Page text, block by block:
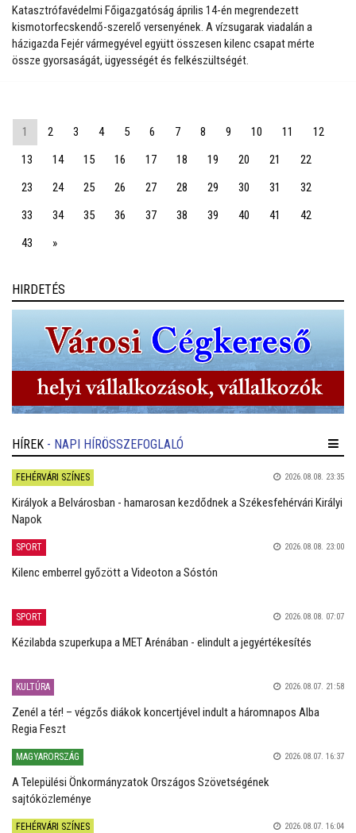
Katasztrófavédelmi Főigazgatóság április 14-én megrendezett
kismotorfecskendő-szerelő versenyének. A vízsugarak viadalán a
házigazda Fejér vármegyével együtt összesen kilenc csapat mérte
össze gyorsaságát, ügyességét és felkészültségét.
1 2 3 4 5 6 7 8 9 10 11
12
13
14 15 16 17 18 19 20 21
22
23
24 25 26 27 28 29 30 31
32
33
34 35 36 37 38 39 40 41
42
43
»
HIRDETÉS
HÍREK - NAPI HÍRÖSSZEFOGLALÓ
FEHÉRVÁRI SZÍNES 2026.08.08. 23:35
Királyok a Belvárosban - hamarosan kezdődnek a Székesfehérvári Királyi
Napok
SPORT 2026.08.08. 23:00
Kilenc emberrel győzött a Videoton a Sóstón
SPORT 2026.08.08. 07:07
Kézilabda szuperkupa a MET Arénában - elindult a jegyértékesítés
KULTÚRA 2026.08.07. 21:58
Zenél a tér! – végzős diákok koncertjével indult a háromnapos Alba
Regia Feszt
MAGYARORSZÁG 2026.08.07. 16:37
A Települési Önkormányzatok Országos Szövetségének
sajtóközleménye
FEHÉRVÁRI SZÍNES 2026.08.07. 16:04